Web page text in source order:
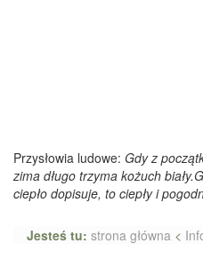
Przysłowia ludowe: Gdy z
zima długo trzyma kożuch
ciepło dopisuje, to ciepły i
Jesteś tu: strona główna <